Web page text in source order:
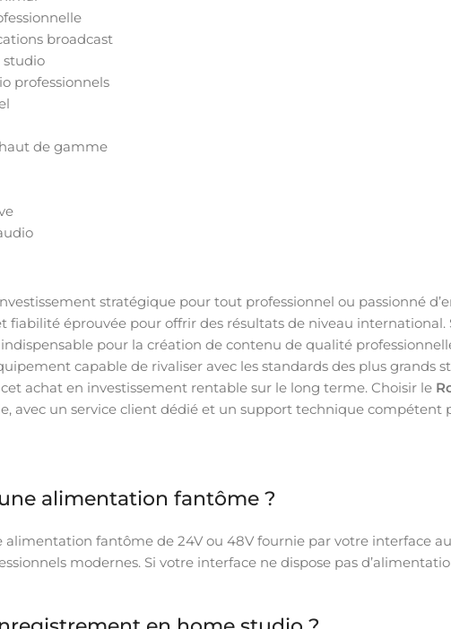
broadcast
studio
professionnels
de gamme
stratégique pour tout professionnel ou passionné
fiabilité éprouvée pour offrir des résultats de niveau international.
pour la création de contenu de qualité
capable de rivaliser avec les standards des plus grands
achat en investissement rentable sur le long terme. Choisir le
avec un service client dédié et un support technique compétent
alimentation fantôme ?
alimentation fantôme de 24V ou 48V fournie par votre interface
modernes. Si votre interface ne dispose pas